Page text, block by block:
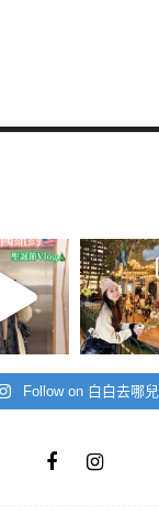
Follow on 白白去哪兒